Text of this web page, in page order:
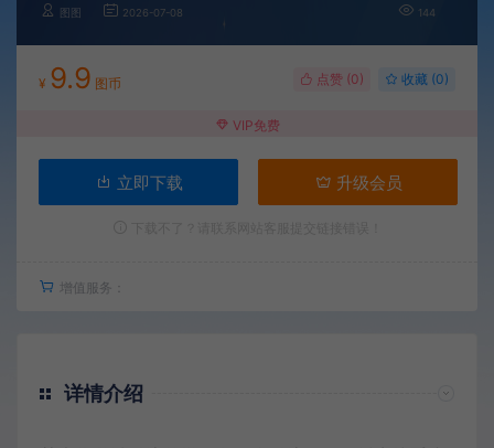
图图 2026-07-08 144
¥ 9.9 图币 点赞 (0) 收藏 (0)
VIP免费
立即下载 升级会员
增值服务：
详情介绍